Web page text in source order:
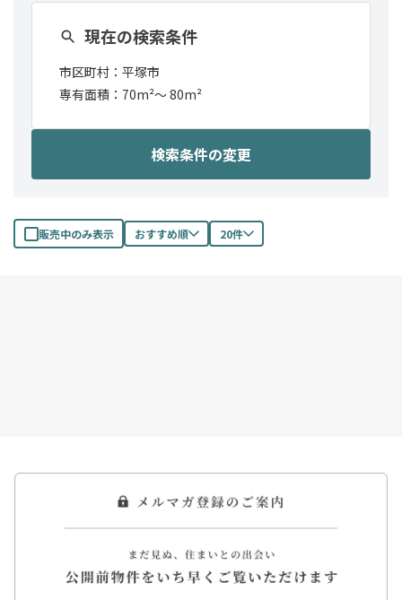
現在の検索条件
市区町村： 平塚市
専有面積： 70m²〜80m²
検索条件の変更
販売中のみ表示 おすすめ順 20件